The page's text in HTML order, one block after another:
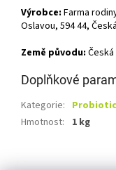
Výrobce: Farma
Oslavou, 594 44,
Země původu:
Doplňkové
Kategorie:
Hmotnost: 1 kg